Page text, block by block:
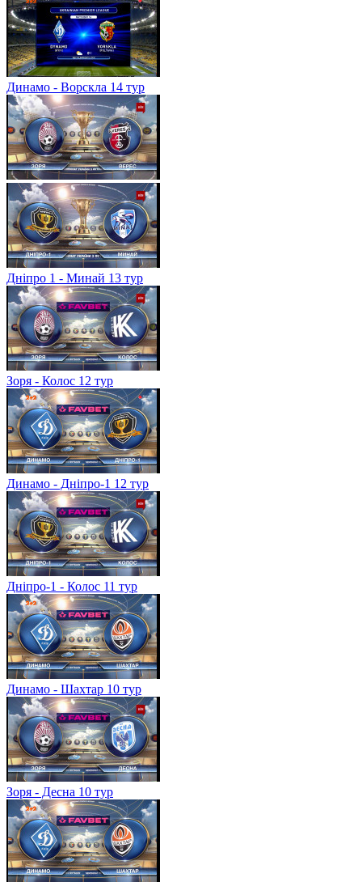
Динамо - Ворскла 14 тур
Дніпро 1 - Минай 13 тур
Зоря - Колос 12 тур
Динамо - Дніпро-1 12 тур
Дніпро-1 - Колос 11 тур
Динамо - Шахтар 10 тур
Зоря - Десна 10 тур